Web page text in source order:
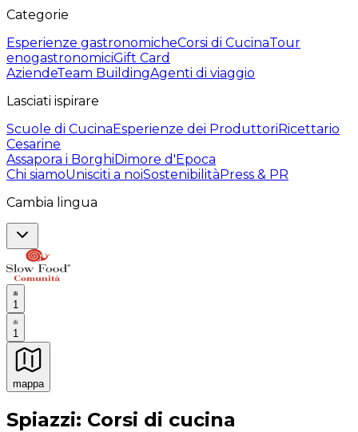
Categorie
Esperienze gastronomicheCorsi di CucinaTour
enogastronomiciGift Card
AziendeTeam BuildingAgenti di viaggio
Lasciati ispirare
Scuole di CucinaEsperienze dei ProduttoriRicettario
Cesarine
Assapora i BorghiDimore d'Epoca
Chi siamoUnisciti a noiSostenibilitàPress & PR
Cambia lingua
1
1
mappa
Esperienze culinarie indimenticabili: Esperienze
Spiazzi: Corsi di cucina